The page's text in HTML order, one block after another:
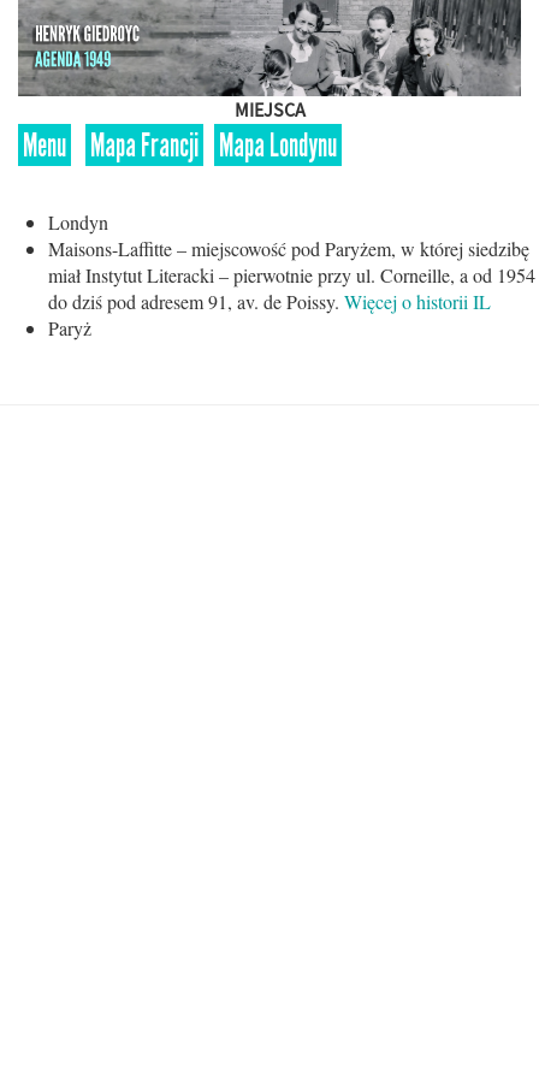
MIEJSCA
Menu Mapa Francji Mapa Londynu
Londyn
Maisons-Laffitte – miejscowość pod Paryżem, w której siedzibę
miał Instytut Literacki – pierwotnie przy ul. Corneille, a od 1954
do dziś pod adresem 91, av. de Poissy. Więcej o historii IL
Paryż